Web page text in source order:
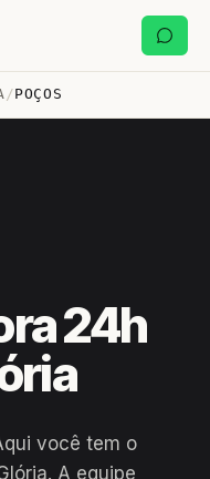
/POÇOS
24h
você tem o
A equipe